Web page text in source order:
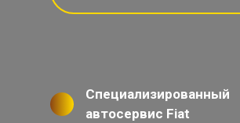
Специализированный
автосервис Fiat